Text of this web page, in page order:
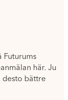
Futurums
här. Ju
desto bättre